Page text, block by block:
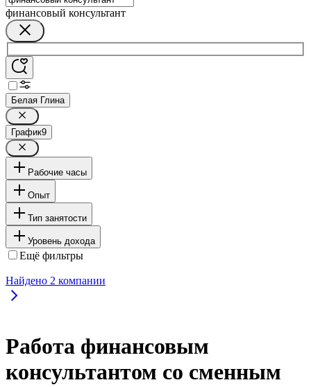
финансовый консультант
Белая Глина
График9
Рабочие часы
Опыт
Тип занятости
Уровень дохода
Ещё фильтры
Найдено 2 компании
Работа финансовым
консультантом со сменным